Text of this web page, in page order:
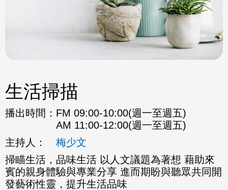
生活掃描
播出時間： FM 09:00-10:00(週一至週五)
AM 11:00-12:00(週一至週五)
主持人：
梅少文
掃瞄生活，品味生活 以人文議題為著想 藉助來
賓的親身體驗與專業分享 進而期盼與聽眾共同開
發藝術性靈，提升生活品味